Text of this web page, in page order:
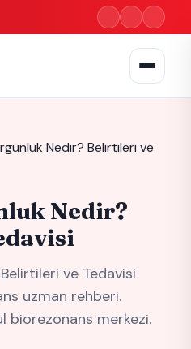
Nedir? Belirtileri ve
Nedir?
ve Tedavisi
uzman rehberi.
biorezonans merkezi.